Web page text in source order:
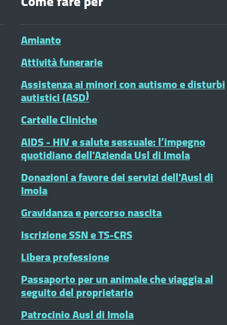
Amianto
Attività funerarie
Assistenza ai minori con autismo e disturbi
autistici (ASD)
Cartelle Cliniche
AIDS - HIV e salute sessuale: l’impegno
quotidiano dell'Azienda Usl di Imola
Donazioni a favore dei servizi dell'Ausl di
Imola
Gravidanza e percorso nascita
Iscrizione SSN e TS-CRS
Libera professione
Passaporto per un animale che viaggia al
seguito del proprietario
Patrocinio Ausl di Imola